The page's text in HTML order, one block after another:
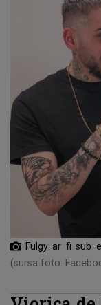
Fulgy ar fi sub
(sursa foto: